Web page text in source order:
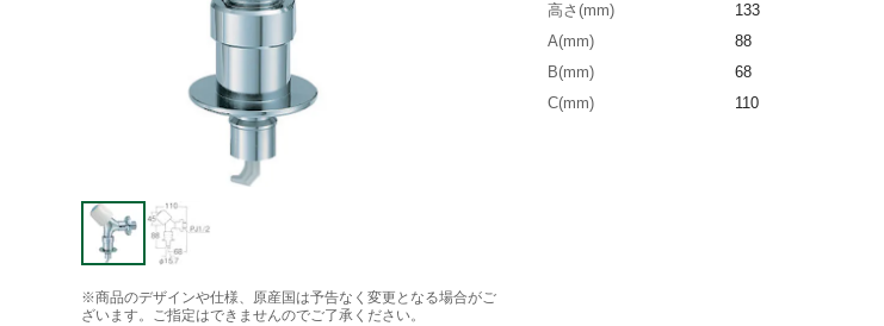
※商品のデザインや仕様、原産国は予告なく変更となる場合がご
ざいます。ご指定はできませんのでご了承ください。
高さ(mm)
133
A(mm)
88
B(mm)
68
C(mm)
110